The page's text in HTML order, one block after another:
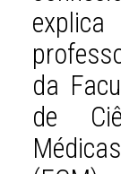
da
de
Médicas